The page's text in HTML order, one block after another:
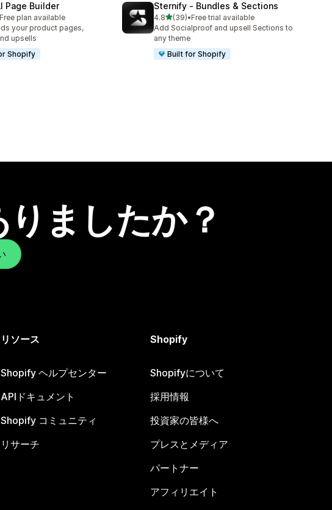
Page Builder
数：16件
Free plan available
your product pages,
upsells
Shopify
Sternify ‑ Bundles & Sections
4.85つ星中
(39)
合計レビュー数：39件
•Free trial available
Add Socialproof and upsell Sections to
any theme
Built for Shopify
ましたか？
リソース
Shopify ヘルプセンター
APIドキュメント
Shopify コミュニティ
リサーチ
Shopify
Shopifyについて
採用情報
投資家の皆様へ
プレスとメディア
パートナー
アフィリエイト